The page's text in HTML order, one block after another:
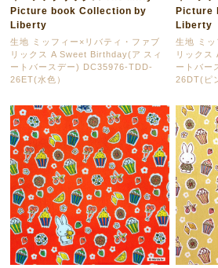
Picture book Collection by
Liberty
生地 ミッフィー×リバティ・ファブ
リックス A Sweet Birthday(ア スィ
ートバースデー) DC35976-TDD-
26ET(水色）
Picture
Liberty
生地 ミッ
リックス
ートバー
26DT(ピ